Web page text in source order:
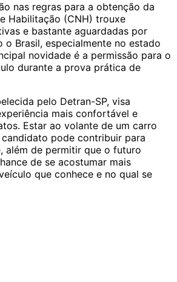
nas regras para a obtenção da
Habilitação (CNH) trouxe
e bastante aguardadas por
Brasil, especialmente no estado
novidade é a permissão para o
durante a prova prática de
pelo Detran-SP, visa
mais confortável e
Estar ao volante de um carro
pode contribuir para
além de permitir que o futuro
de se acostumar mais
que conhece e no qual se